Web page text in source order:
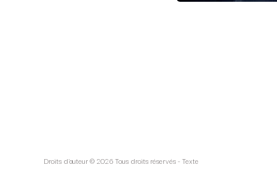
Droits d'auteur © 2026 Tous droits réservés -Texte